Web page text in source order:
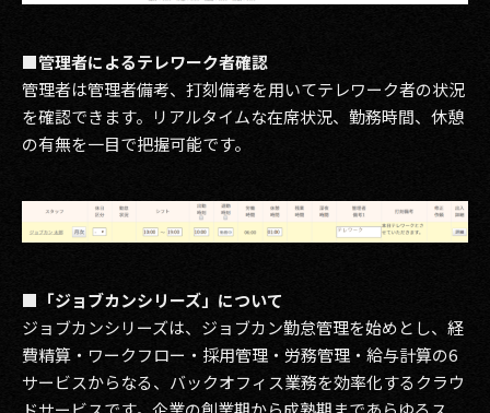
■管理者によるテレワーク者確認
管理者は管理者備考、打刻備考を用いてテレワーク者の状況
を確認できます。リアルタイムな在席状況、勤務時間、休憩
の有無を一目で把握可能です。
■「ジョブカンシリーズ」について
ジョブカンシリーズは、ジョブカン勤怠管理を始めとし、経
費精算・ワークフロー・採用管理・労務管理・給与計算の6
サービスからなる、バックオフィス業務を効率化するクラウ